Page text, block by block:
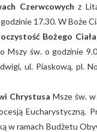
Czerwcowych z
17.30. W Boże
Bożego Ciała
Mszy św. o godzinie
ul. Piaskową, pl.
Chrystusa Msze św.
Eucharystyczną.
w ramach Budżetu